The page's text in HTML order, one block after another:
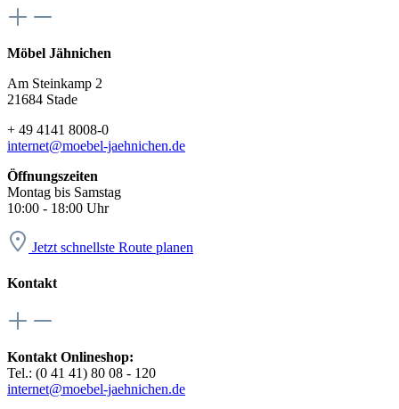
Möbel Jähnichen
Am Steinkamp 2
21684 Stade
+ 49 4141 8008-0
internet@moebel-jaehnichen.de
Öffnungszeiten
Montag bis Samstag
10:00 - 18:00 Uhr
Jetzt schnellste Route planen
Kontakt
Kontakt Onlineshop:
Tel.: (0 41 41) 80 08 - 120
internet@moebel-jaehnichen.de